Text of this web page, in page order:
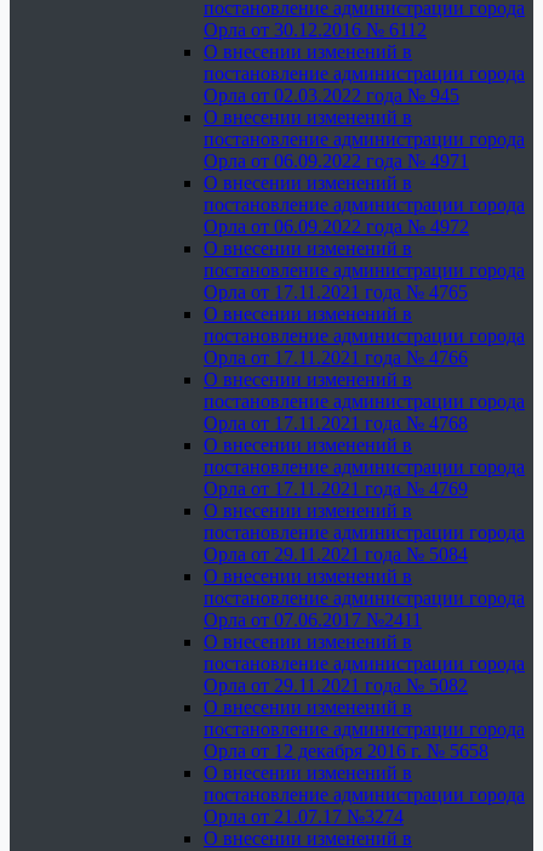
постановление администрации города
Орла от 30.12.2016 № 6112
О внесении изменений в
постановление администрации города
Орла от 02.03.2022 года № 945
О внесении изменений в
постановление администрации города
Орла от 06.09.2022 года № 4971
О внесении изменений в
постановление администрации города
Орла от 06.09.2022 года № 4972
О внесении изменений в
постановление администрации города
Орла от 17.11.2021 года № 4765
О внесении изменений в
постановление администрации города
Орла от 17.11.2021 года № 4766
О внесении изменений в
постановление администрации города
Орла от 17.11.2021 года № 4768
О внесении изменений в
постановление администрации города
Орла от 17.11.2021 года № 4769
О внесении изменений в
постановление администрации города
Орла от 29.11.2021 года № 5084
О внесении изменений в
постановление администрации города
Орла от 07.06.2017 №2411
О внесении изменений в
постановление администрации города
Орла от 29.11.2021 года № 5082
О внесении изменений в
постановление администрации города
Орла от 12 декабря 2016 г. № 5658
О внесении изменений в
постановление администрации города
Орла от 21.07.17 №3274
О внесении изменений в